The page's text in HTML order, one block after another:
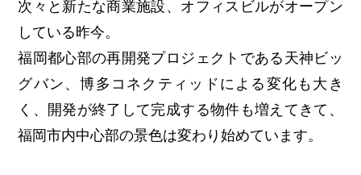
次々と新たな商業施設、オフィスビルがオープン
している昨今。
福岡都心部の再開発プロジェクトである天神ビッ
グバン、博多コネクティッドによる変化も大き
く、開発が終了して完成する物件も増えてきて、
福岡市内中心部の景色は変わり始めています。